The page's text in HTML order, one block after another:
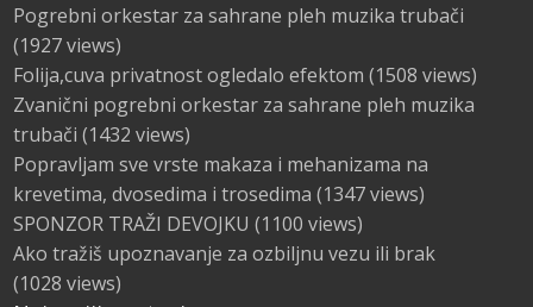
Pogrebni orkestar za sahrane pleh muzika trubači
(1927 views)
Folija,cuva privatnost ogledalo efektom (1508 views)
Zvanični pogrebni orkestar za sahrane pleh muzika
trubači (1432 views)
Popravljam sve vrste makaza i mehanizama na
krevetima, dvosedima i trosedima (1347 views)
SPONZOR TRAŽI DEVOJKU (1100 views)
Ako tražiš upoznavanje za ozbiljnu vezu ili brak
(1028 views)